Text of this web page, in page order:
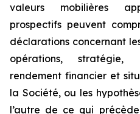
valeurs mobilières
prospectifs peuvent
déclarations concernant
opérations, stratégie,
rendement financier et
la Société, ou les
l’autre de ce qui